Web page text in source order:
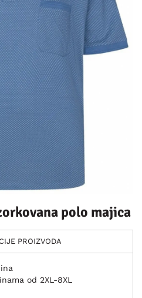
polo majica
PROIZVODA
od 2XL-8XL